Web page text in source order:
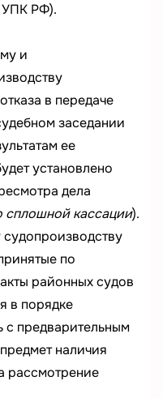
УПК РФ).
и
в передаче
заседании
ее
установлено
дела
сплошной кассации).
по
районных судов
в порядке
с предварительным
наличия
рассмотрение